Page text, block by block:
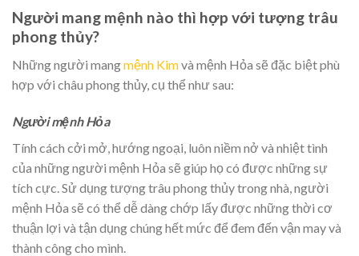
Người mang mệnh nào thì hợp với tượng trâu
phong thủy?
Những người mangmệnh Kimvà mệnh Hỏa sẽ đặc biệt phù
hợp với châu phong thủy, cụ thể như sau:
Người mệnh Hỏa
Tính cách cởi mở, hướng ngoại, luôn niềm nở và nhiệt tình
của những người mệnh Hỏa sẽ giúp họ có được những sự
tích cực. Sử dụng tượng trâu phong thủy trong nhà, người
mệnh Hỏa sẽ có thể dễ dàng chớp lấy được những thời cơ
thuận lợi và tận dụng chúng hết mức để đem đến vận may và
thành công cho mình.